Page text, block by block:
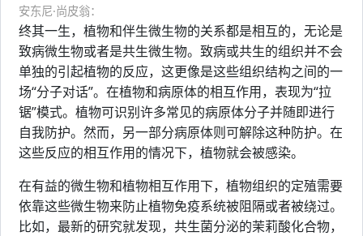
安东尼·尚皮翁：
终其一生，植物和伴生微生物的关系都是相互的，无论是
致病微生物或者是共生微生物。致病或共生的组织并不会
单独的引起植物的反应，这更像是这些组织结构之间的一
场“分子对话”。在植物和病原体的相互作用，表现为“拉
锯”模式。植物可识别许多常见的病原体分子并随即进行
自我防护。然而，另一部分病原体则可解除这种防护。在
这些反应的相互作用的情况下，植物就会被感染。
在有益的微生物和植物相互作用下，植物组织的定殖需要
依靠这些微生物来防止植物免疫系统被阻隔或者被绕过。
比如，最新的研究就发现，共生菌分泌的茉莉酸化合物，